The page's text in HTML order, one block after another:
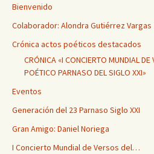
Bienvenido
Colaborador: Alondra Gutiérrez Vargas
Crónica actos poéticos destacados
CRÓNICA «I CONCIERTO MUNDIAL
POÉTICO PARNASO DEL SIGLO XXI»
Eventos
Generación del 23 Parnaso Siglo XXI
Gran Amigo: Daniel Noriega
I Concierto Mundial de Versos del…